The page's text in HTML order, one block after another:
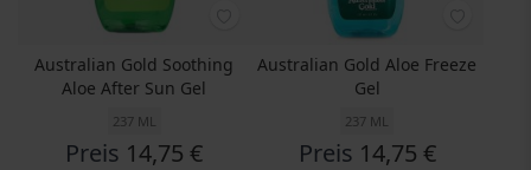
Australian Gold Soothing
Aloe After Sun Gel
237 ML
Preis 14,75 €
Australian Gold Aloe Freeze
Gel
237 ML
Preis 14,75 €